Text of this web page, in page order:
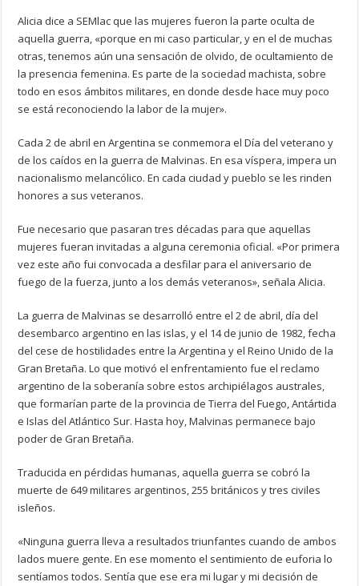
Alicia dice a SEMlac que las mujeres fueron la parte oculta de
aquella guerra, «porque en mi caso particular, y en el de muchas
otras, tenemos aún una sensación de olvido, de ocultamiento de
la presencia femenina. Es parte de la sociedad machista, sobre
todo en esos ámbitos militares, en donde desde hace muy poco
se está reconociendo la labor de la mujer».
Cada 2 de abril en Argentina se conmemora el Día del veterano y
de los caídos en la guerra de Malvinas. En esa víspera, impera un
nacionalismo melancólico. En cada ciudad y pueblo se les rinden
honores a sus veteranos.
Fue necesario que pasaran tres décadas para que aquellas
mujeres fueran invitadas a alguna ceremonia oficial. «Por primera
vez este año fui convocada a desfilar para el aniversario de
fuego de la fuerza, junto a los demás veteranos», señala Alicia.
La guerra de Malvinas se desarrolló entre el 2 de abril, día del
desembarco argentino en las islas, y el 14 de junio de 1982, fecha
del cese de hostilidades entre la Argentina y el Reino Unido de la
Gran Bretaña. Lo que motivó el enfrentamiento fue el reclamo
argentino de la soberanía sobre estos archipiélagos australes,
que formarían parte de la provincia de Tierra del Fuego, Antártida
e Islas del Atlántico Sur. Hasta hoy, Malvinas permanece bajo
poder de Gran Bretaña.
Traducida en pérdidas humanas, aquella guerra se cobró la
muerte de 649 militares argentinos, 255 británicos y tres civiles
isleños.
«Ninguna guerra lleva a resultados triunfantes cuando de ambos
lados muere gente. En ese momento el sentimiento de euforia lo
sentíamos todos. Sentía que ese era mi lugar y mi decisión de